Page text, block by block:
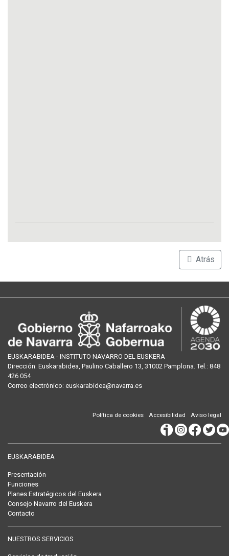
Atrás
EUSKARABIDEA - INSTITUTO NAVARRO DEL EUSKERA
Dirección: Euskarabidea, Paulino Caballero 13, 31002 Pamplona. Tel.: 848
426 054
Correo electrónico: euskarabidea@navarra.es
Aviso legal
Accesibilidad
Política de cookies
EUSKARABIDEA
Presentación
Funciones
Planes Estratégicos del Euskera
Consejo Navarro del Euskera
Contacto
NUESTROS SERVICIOS